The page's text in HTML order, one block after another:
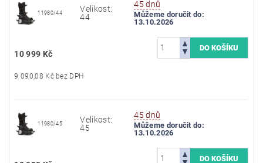
11980/44
Velikost:
44
45 dnů
Můžeme doručit do:
13.10.2026
10 999 Kč
9 090,08 Kč bez DPH
11980/45
Velikost:
45
45 dnů
Můžeme doručit do:
13.10.2026